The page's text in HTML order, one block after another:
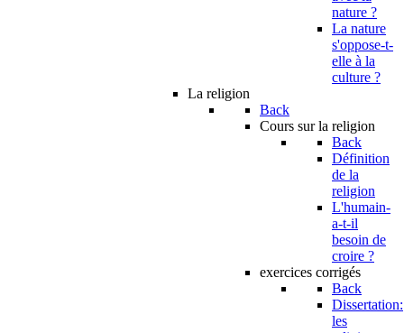
nature ?
La nature
s'oppose-t-
elle à la
culture ?
La religion
Back
Cours sur la religion
Back
Définition
de la
religion
L'humain-
a-t-il
besoin de
croire ?
exercices corrigés
Back
Dissertation:
les